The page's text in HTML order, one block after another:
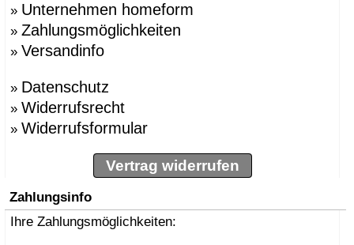
» Unternehmen homeform
» Zahlungsmöglichkeiten
» Versandinfo
» Datenschutz
» Widerrufsrecht
» Widerrufsformular
Vertrag widerrufen
Zahlungsinfo
Ihre Zahlungsmöglichkeiten: